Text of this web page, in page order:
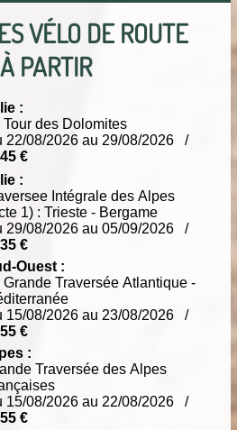
VÉLO DE ROUTE
PARTIR
:
Tour des Dolomites
22/08/2026 au 29/08/2026 /
€
:
Intégrale des Alpes
1) : Trieste - Bergame
29/08/2026 au 05/09/2026 /
€
Ouest :
Grande Traversée Atlantique -
15/08/2026 au 23/08/2026 /
€
:
Traversée des Alpes
15/08/2026 au 22/08/2026 /
€